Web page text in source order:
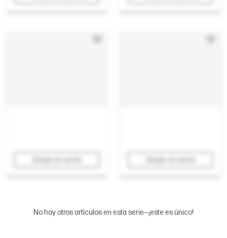
No hay otros artículos en esta serie—¡este es único!